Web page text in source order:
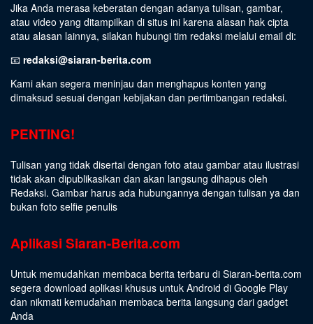
Jika Anda merasa keberatan dengan adanya tulisan, gambar,
atau video yang ditampilkan di situs ini karena alasan hak cipta
atau alasan lainnya, silakan hubungi tim redaksi melalui email di:
📧 redaksi@siaran-berita.com
Kami akan segera meninjau dan menghapus konten yang
dimaksud sesuai dengan kebijakan dan pertimbangan redaksi.
PENTING!
Tulisan yang tidak disertai dengan foto atau gambar atau ilustrasi
tidak akan dipublikasikan dan akan langsung dihapus oleh
Redaksi. Gambar harus ada hubungannya dengan tulisan ya dan
bukan foto selfie penulis
Aplikasi Siaran-Berita.com
Untuk memudahkan membaca berita terbaru di Siaran-berita.com
segera download aplikasi khusus untuk Android di Google Play
dan nikmati kemudahan membaca berita langsung dari gadget
Anda